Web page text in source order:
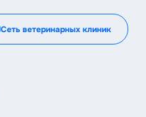
Сеть ветеринарных клиник